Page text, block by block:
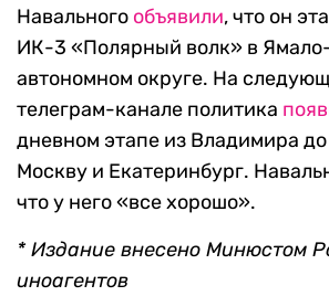
Навального объявили, что он
ИК-3 «Полярный волк» в
автономном округе. На
телеграм-канале политика
дневном этапе из Владимира
Москву и Екатеринбург.
что у него «все хорошо».
* Издание внесено Минюстом
иноагентов